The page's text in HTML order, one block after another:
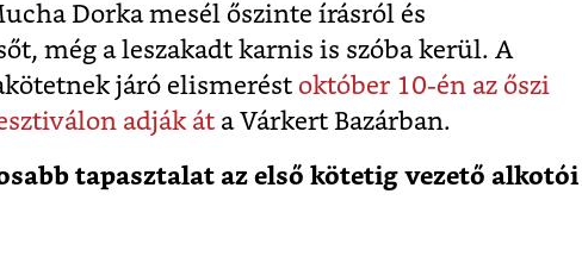
Dorka mesél őszinte írásról és
még a leszakadt karnis is szóba kerül. A
járó elismerést október 10-én az őszi
adják át a Várkert Bazárban.
tapasztalat az első kötetig vezető alkotói